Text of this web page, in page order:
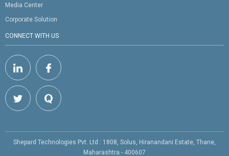
Media Center
Corporate Solution
CONNECT WITH US
Shepard Technologies Pvt. Ltd : 1808, Solus, Hiranandani Estate, Thane,
Maharashtra - 400607